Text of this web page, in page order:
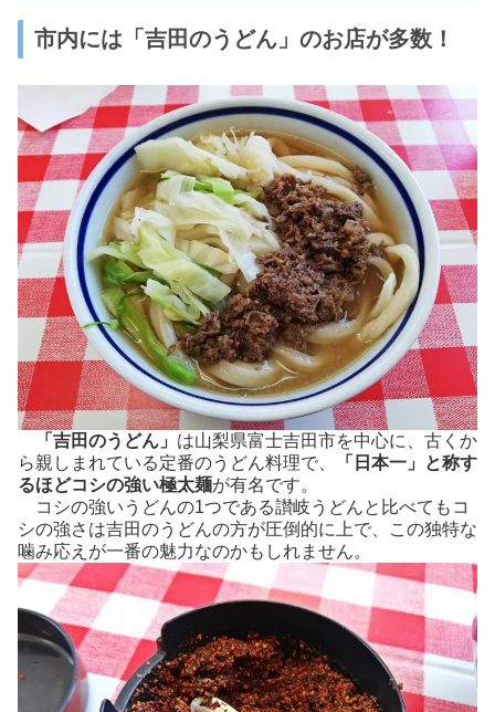
市内には「吉田のうどん」のお店が多数！
「吉田のうどん」 は山梨県富士吉田市を中心に、古くか
ら親しまれている定番のうどん料理で、
「日本一」と称す
るほどコシの強い極太麺が有名です。
コシの強いうどんの1つである讃岐うどんと比べてもコ
シの強さは吉田のうどんの方が圧倒的に上で、この独特な
噛み応えが一番の魅力なのかもしれません。